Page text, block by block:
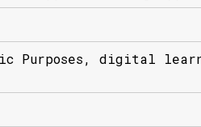
Purposes, digital